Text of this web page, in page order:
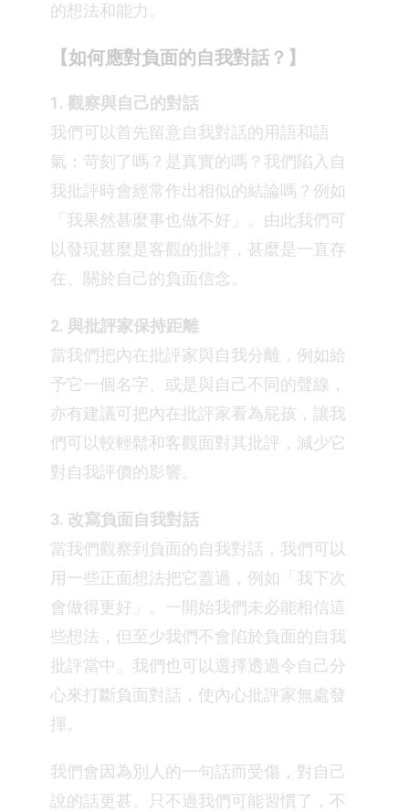
的想法和能力。
【如何應對負面的自我對話？】
1. 觀察與自己的對話
我們可以首先留意自我對話的用語和語
氣：苛刻了嗎？是真實的嗎？我們陷入自
我批評時會經常作出相似的結論嗎？例如
「我果然甚麼事也做不好」。由此我們可
以發現甚麼是客觀的批評，甚麼是一直存
在、關於自己的負面信念。
2. 與批評家保持距離
當我們把內在批評家與自我分離，例如給
予它一個名字、或是與自己不同的聲線，
亦有建議可把內在批評家看為屁孩，讓我
們可以較輕鬆和客觀面對其批評，減少它
對自我評價的影響。
3. 改寫負面自我對話
當我們觀察到負面的自我對話，我們可以
用一些正面想法把它蓋過，例如「我下次
會做得更好」。一開始我們未必能相信這
些想法，但至少我們不會陷於負面的自我
批評當中。我們也可以選擇透過令自己分
心來打斷負面對話，使內心批評家無處發
揮。
我們會因為別人的一句話而受傷，對自己
說的話更甚。只不過我們可能習慣了，不